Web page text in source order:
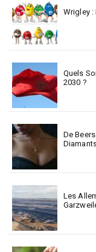
Wrigley :
Quels
2030 ?
De
Les